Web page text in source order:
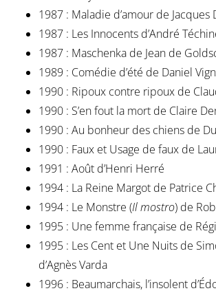
1987 : Maladie d’amour de Jacques
1987 : Les Innocents d’André
1987 : Maschenka de Jean de
1989 : Comédie d’été de Daniel
1990 : Ripoux contre ripoux de
1990 : S’en fout la mort de Claire
1990 : Au bonheur des chiens de
1990 : Faux et Usage de faux de
1991 : Août d’Henri Herré
1994 : La Reine Margot de Patrice
1994 : Le Monstre (Il mostro) de
1995 : Une femme française de
1995 : Les Cent et Une Nuits de
d’Agnès Varda
1996 : Beaumarchais, l’insolent